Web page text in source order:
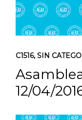
C1516, SIN
12/04/